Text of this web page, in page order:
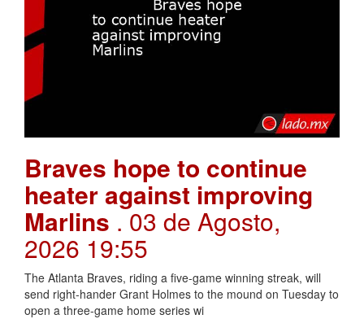
Braves hope to continue
heater against improving
Marlins . 03 de Agosto,
2026 19:55
The Atlanta Braves, riding a five-game winning streak, will
send right-hander Grant Holmes to the mound on Tuesday to
open a three-game home series wi